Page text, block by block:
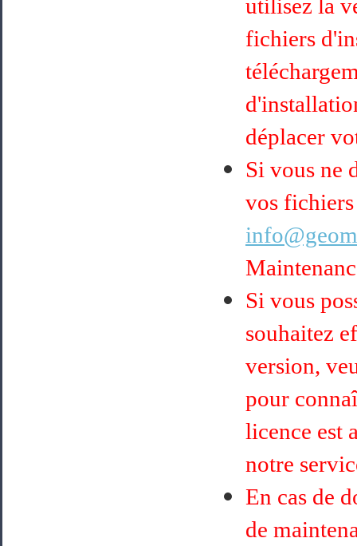
utilisez la
fichiers
déplacer
Si vous ne
vos
Si vous
souhaitez
version,
pour
licence est
notre
En cas de
de